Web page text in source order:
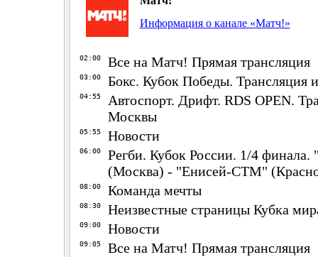
Информация о канале «Матч!»
02:00 Все на Матч! Прямая трансляция
03:00 Бокс. Кубок Победы. Трансляция
04:55
Автоспорт. Дрифт. RDS OPEN.
Москвы
05:55 Новости
06:00
Регби. Кубок России. 1/4
(Москва) - "Енисей-СТМ"
08:00 Команда мечты
08:30 Неизвестные страницы Кубка
09:00 Новости
09:05 Все на Матч! Прямая трансляция